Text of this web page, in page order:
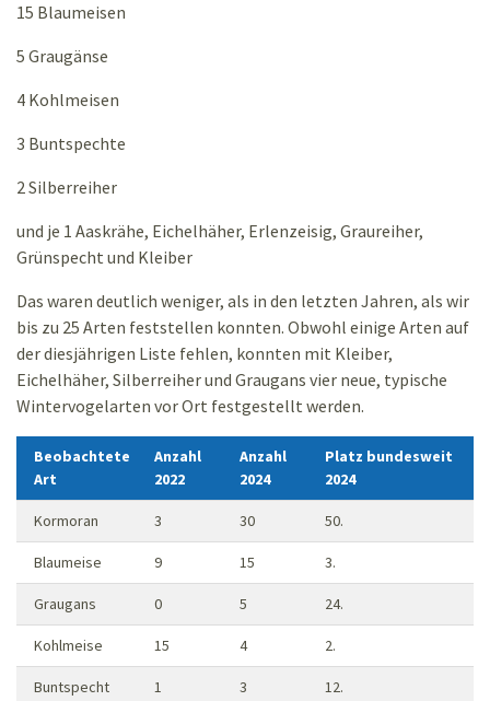
15 Blaumeisen
5 Graugänse
4 Kohlmeisen
3 Buntspechte
2 Silberreiher
und je 1 Aaskrähe, Eichelhäher, Erlenzeisig, Graureiher,
Grünspecht und Kleiber
Das waren deutlich weniger, als in den letzten Jahren, als wir
bis zu 25 Arten feststellen konnten. Obwohl einige Arten auf
der diesjährigen Liste fehlen, konnten mit Kleiber,
Eichelhäher, Silberreiher und Graugans vier neue, typische
Wintervogelarten vor Ort festgestellt werden.
Beobachtete
Art
Anzahl
2022
Anzahl
2024
Platz bundesweit
2024
Kormoran 3 30 50.
Blaumeise 9 15 3.
Graugans 0 5 24.
Kohlmeise 15 4 2.
Buntspecht 1 3 12.